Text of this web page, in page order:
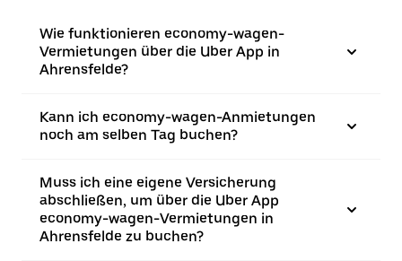
Wie funktionieren economy-wagen-
Vermietungen über die Uber App in
Ahrensfelde?
Kann ich economy-wagen-Anmietungen
noch am selben Tag buchen?
Muss ich eine eigene Versicherung
abschließen, um über die Uber App
economy-wagen-Vermietungen in
Ahrensfelde zu buchen?